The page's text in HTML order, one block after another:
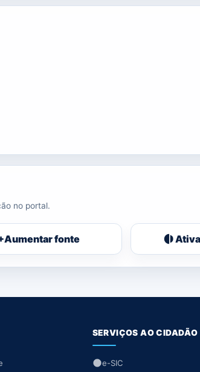
no portal.
Aumentar fonte
SERVIÇOS AO CIDADÃO
e-SIC